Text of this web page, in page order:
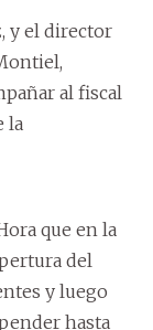
y el director
al fiscal
la
que en la
del
y luego
hasta